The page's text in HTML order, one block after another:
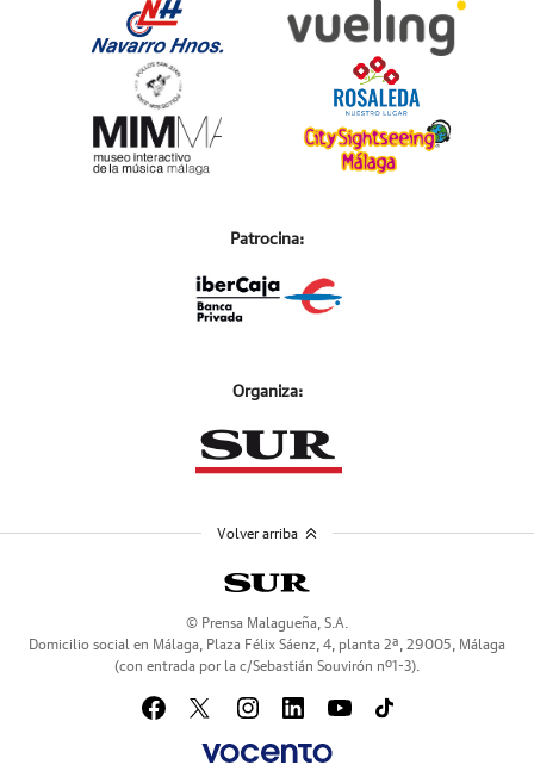
Patrocina:
Organiza:
© Prensa Malagueña, S.A.
Domicilio social en Málaga, Plaza Félix Sáenz, 4, planta 2ª, 29005, Málaga
(con entrada por la c/Sebastián Souvirón nº1-3).
Volver arriba